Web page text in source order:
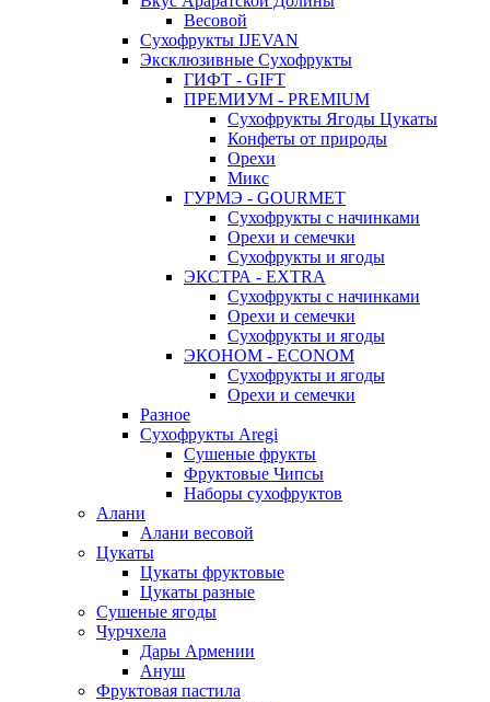
Весовой
Сухофрукты IJEVAN
Эксклюзивные Сухофрукты
ГИФТ - GIFT
ПРЕМИУМ - PREMIUM
Сухофрукты Ягоды Цукаты
Конфеты от природы
Орехи
Микс
ГУРМЭ - GOURMET
Сухофрукты с начинками
Орехи и семечки
Сухофрукты и ягоды
ЭКСТРА - EXTRA
Сухофрукты с начинками
Орехи и семечки
Сухофрукты и ягоды
ЭКОНОМ - ECONOM
Сухофрукты и ягоды
Орехи и семечки
Разное
Сухофрукты Aregi
Сушеные фрукты
Фруктовые Чипсы
Наборы сухофруктов
Алани
Алани весовой
Цукаты
Цукаты фруктовые
Цукаты разные
Сушеные ягоды
Чурчхела
Дары Армении
Ануш
Фруктовая пастила